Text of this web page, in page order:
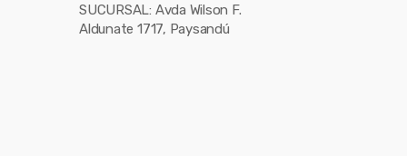
SUCURSAL: Avda Wilson F.
Aldunate 1717, Paysandú